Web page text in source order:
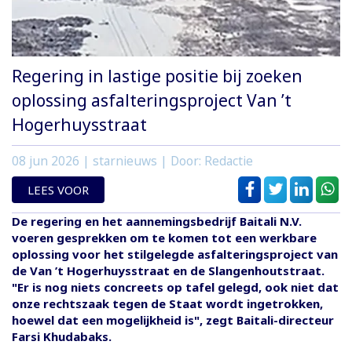
Regering in lastige positie bij zoeken
oplossing asfalteringsproject Van ’t
Hogerhuysstraat
08 jun 2026 | starnieuws | Door: Redactie
LEES VOOR
De regering en het aannemingsbedrijf Baitali N.V.
voeren gesprekken om te komen tot een werkbare
oplossing voor het stilgelegde asfalteringsproject van
de Van ’t Hogerhuysstraat en de Slangenhoutstraat.
"Er is nog niets concreets op tafel gelegd, ook niet dat
onze rechtszaak tegen de Staat wordt ingetrokken,
hoewel dat een mogelijkheid is", zegt Baitali-directeur
Farsi Khudabaks.